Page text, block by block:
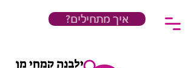
?איך מתחילים